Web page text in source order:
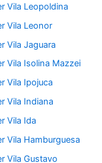
Vila Leopoldina
Vila Leonor
Vila Jaguara
Vila Isolina Mazzei
Vila Ipojuca
Vila Indiana
Vila Ida
Vila Hamburguesa
Vila Gustavo